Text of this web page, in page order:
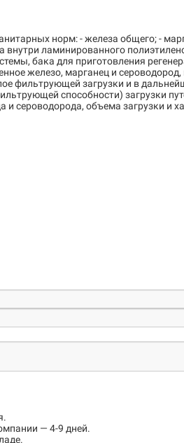
норм: - железа общего; -
внутри ламинированного
бака для приготовления
железо, марганец и сероводород,
фильтрующей загрузки и в
способности) загрузки
и сероводорода, объема загрузки
— 4-9 дней.